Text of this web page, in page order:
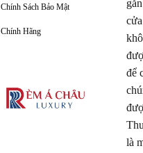
Chính Sách Bảo Mật
Chính Hãng
để
là